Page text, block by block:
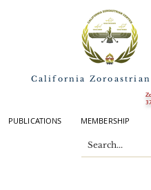
California Zoroastrian
PUBLICATIONS MEMBERSHIP